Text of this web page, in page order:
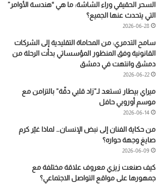
السحر الحقيقي وراء الشاشة: ما هي “هندسة الأوامر”
التي يتحدث عنها الجميع؟
2026-06-28
سامح التدمري: من المحاماة التقليدية إلى الشركات
القانونية وفق المنظور المؤسساتي بدأت الرحلة من
دمشق وانتهت في دمشق
2026-06-22
ميراي بيطار تستعد لـ”زاد قلبي دقّة” بالتزامن مع
موسم أوروبي حافل
2026-06-14
من حكاية الفنان إلى نبض الإنسان… لماذا غيّر كرم
صايغ وجهة حواره؟
2026-06-09
كيف صنعت زيزي معروف علاقة مختلفة مع
جمهورها على مواقع التواصل الاجتماعي؟